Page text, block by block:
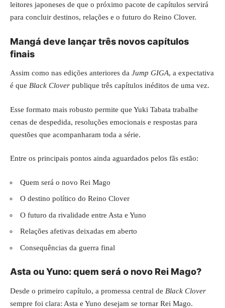
leitores japoneses de que o próximo pacote de capítulos servirá
para concluir destinos, relações e o futuro do Reino Clover.
Mangá deve lançar três novos capítulos
finais
Assim como nas edições anteriores da Jump GIGA, a expectativa
é que Black Clover publique três capítulos inéditos de uma vez.
Esse formato mais robusto permite que Yuki Tabata trabalhe
cenas de despedida, resoluções emocionais e respostas para
questões que acompanharam toda a série.
Entre os principais pontos ainda aguardados pelos fãs estão:
Quem será o novo Rei Mago
O destino político do Reino Clover
O futuro da rivalidade entre Asta e Yuno
Relações afetivas deixadas em aberto
Consequências da guerra final
Asta ou Yuno: quem será o novo Rei Mago?
Desde o primeiro capítulo, a promessa central de Black Clover
sempre foi clara: Asta e Yuno desejam se tornar Rei Mago.